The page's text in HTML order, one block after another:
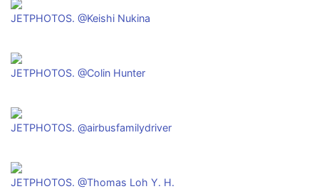
JETPHOTOS. @Keishi Nukina
JETPHOTOS. @Colin Hunter
JETPHOTOS. @airbusfamilydriver
JETPHOTOS. @Thomas Loh Y. H.